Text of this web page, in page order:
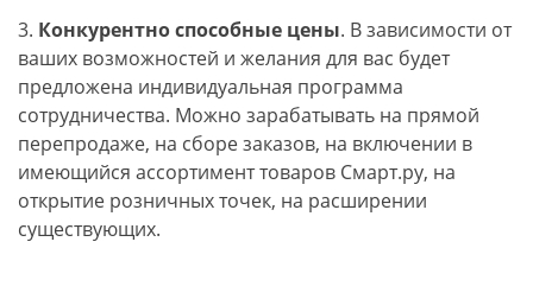
3. Конкурентно способные цены. В зависимости от
ваших возможностей и желания для вас будет
предложена индивидуальная программа
сотрудничества. Можно зарабатывать на прямой
перепродаже, на сборе заказов, на включении в
имеющийся ассортимент товаров Смарт.ру, на
открытие розничных точек, на расширении
существующих.